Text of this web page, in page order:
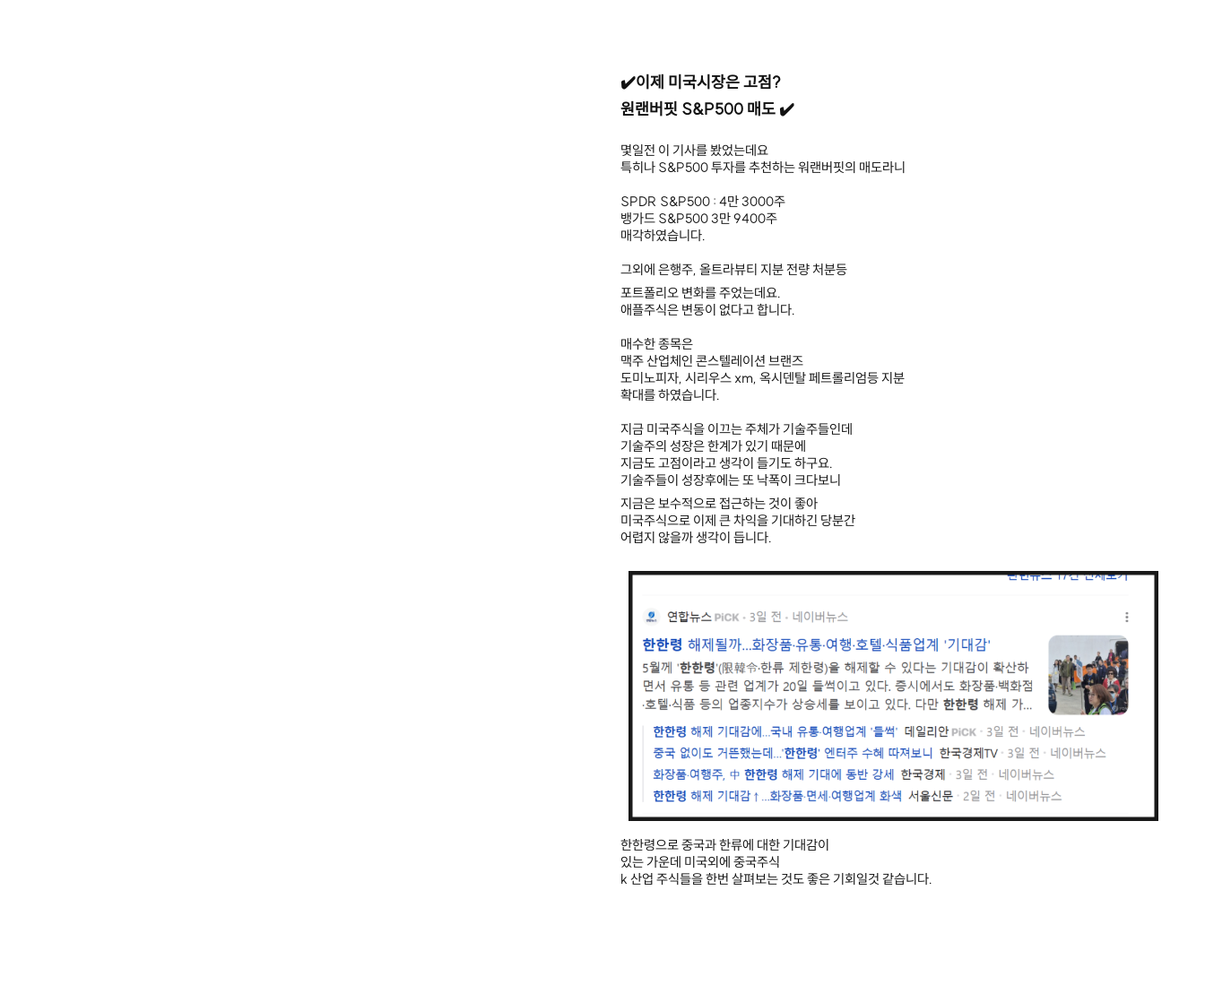
✔️이제 미국시장은 고점?
원랜버핏 S&P500 매도 ✔️
몇일전 이 기사를 봤었는데요
특히나 S&P500 투자를 추천하는 워랜버핏의 매도라니
SPDR S&P500 : 4만 3000주
뱅가드 S&P500 3만 9400주
매각하였습니다.
그외에 은행주, 올트라뷰티 지분 전량 처분등
포트폴리오 변화를 주었는데요.
애플주식은 변동이 없다고 합니다.
매수한 종목은
맥주 산업체인 콘스텔레이션 브랜즈
도미노피자, 시리우스 xm, 옥시덴탈 페트롤리엄등 지분
확대를 하였습니다.
지금 미국주식을 이끄는 주체가 기술주들인데
기술주의 성장은 한계가 있기 때문에
지금도 고점이라고 생각이 들기도 하구요.
기술주들이 성장후에는 또 낙폭이 크다보니
지금은 보수적으로 접근하는 것이 좋아
미국주식으로 이제 큰 차익을 기대하긴 당분간
어렵지 않을까 생각이 듭니다.
한한령으로 중국과 한류에 대한 기대감이
있는 가운데 미국외에 중국주식
k 산업 주식들을 한번 살펴보는 것도 좋은 기회일것 같습니다.